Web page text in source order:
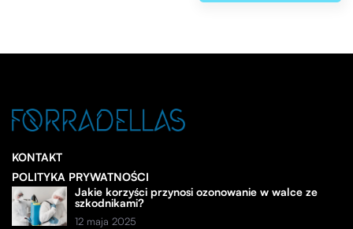
KONTAKT
POLITYKA PRYWATNOŚCI
Jakie korzyści przynosi ozonowanie w walce ze
szkodnikami?
12 maja 2025